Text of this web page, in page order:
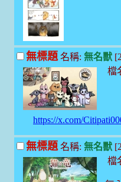
無標題 名稱: 無名獸
檔
https://x.com/
無標題 名稱: 無名獸
檔